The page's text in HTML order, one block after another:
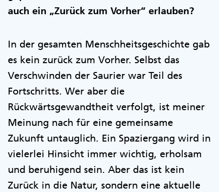
auch ein „Zurück zum Vorher“ erlauben?
In der gesamten Menschheitsgeschichte gab
es kein zurück zum Vorher. Selbst das
Verschwinden der Saurier war Teil des
Fortschritts. Wer aber die
Rückwärtsgewandtheit verfolgt, ist meiner
Meinung nach für eine gemeinsame
Zukunft untauglich. Ein Spaziergang wird in
vielerlei Hinsicht immer wichtig, erholsam
und beruhigend sein. Aber das ist kein
Zurück in die Natur, sondern eine aktuelle